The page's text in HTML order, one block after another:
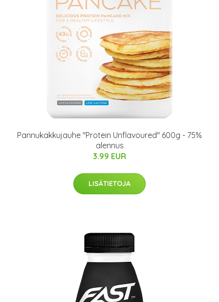
Pannukakkujauhe "Protein Unflavoured" 600g - 75%
alennus
3.99 EUR
LISÄTIETOJA